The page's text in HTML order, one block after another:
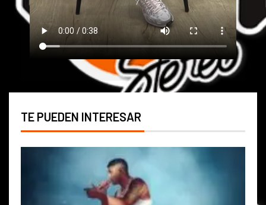
TE PUEDEN INTERESAR